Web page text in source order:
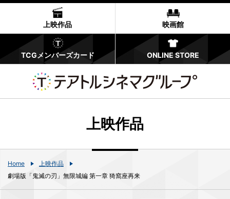
上映作品 映画館
TCGメンバーズカード ONLINE STORE
上映作品
Home
上映作品
劇場版「鬼滅の刃」無限城編 第一章 猗窩座再来